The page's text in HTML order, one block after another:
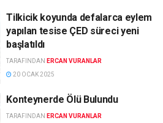
Tilkicik koyunda defalarca eylem
yapılan tesise ÇED süreci yeni
başlatıldı
TARAFINDAN ERCAN VURANLAR
20 OCAK 2025
Konteynerde Ölü Bulundu
TARAFINDAN ERCAN VURANLAR